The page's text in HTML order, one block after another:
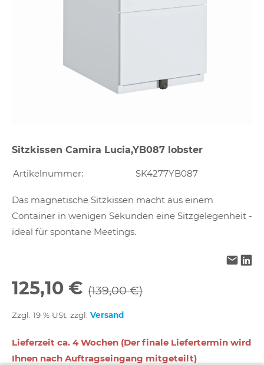
Sitzkissen Camira Lucia,YB087 lobster
Artikelnummer: SK4277YB087
Das magnetische Sitzkissen macht aus einem
Container in wenigen Sekunden eine Sitzgelegenheit -
ideal für spontane Meetings.
125,10 € (139,00 €)
Zzgl. 19 % USt. zzgl. Versand
Lieferzeit ca. 4 Wochen (Der finale Liefertermin wird
Ihnen nach Auftragseingang mitgeteilt)